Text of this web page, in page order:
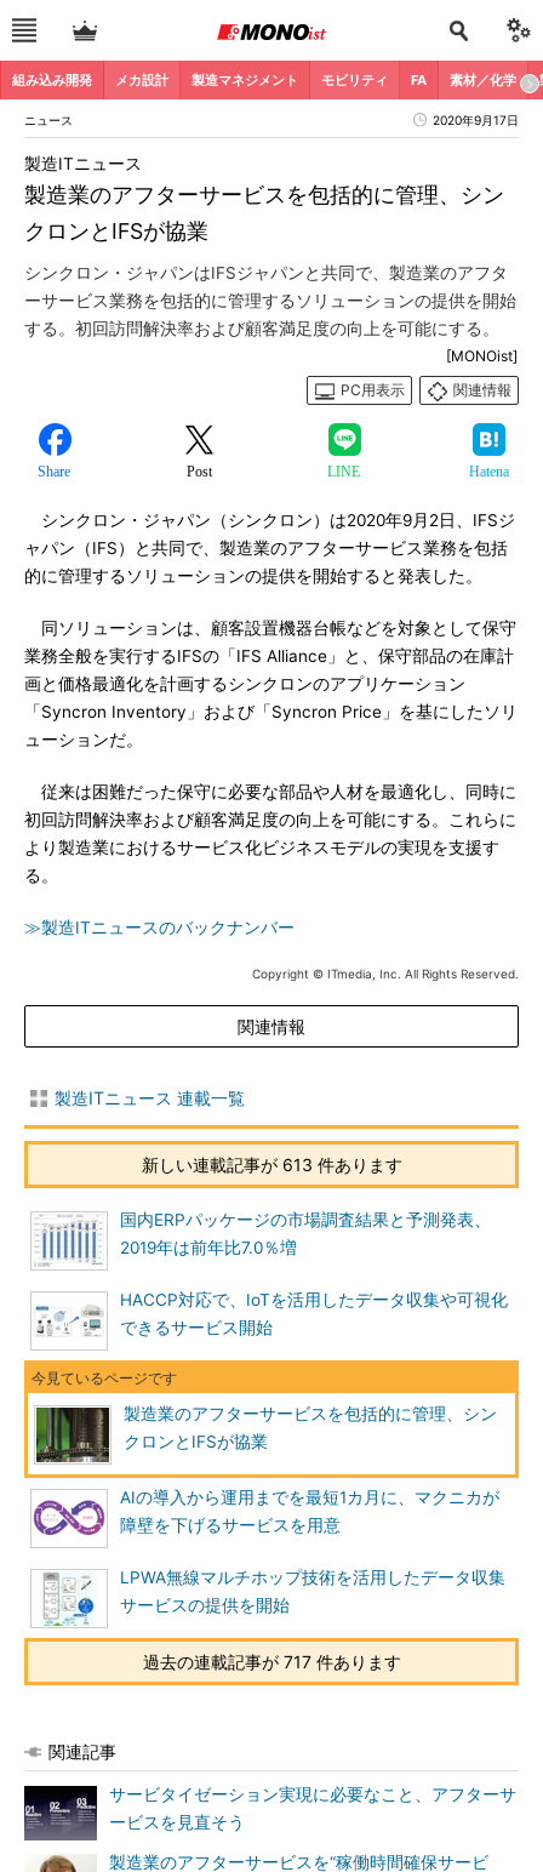
組み込み開発 メカ設計 製造マネジメント モビリティ FA 素材／化学
ニュース 2020年9月17日
製造業のアフターサービスを包括的に管理、シン
クロンとIFSが協業
製造ITニュース
シンクロン・ジャパンはIFSジャパンと共同で、製造業のアフタ
ーサービス業務を包括的に管理するソリューションの提供を開始
する。初回訪問解決率および顧客満足度の向上を可能にする。
[MONOist]
PC用表示
関連情報
Share Post LINE Hatena
シンクロン・ジャパン（シンクロン）は2020年9月2日、IFSジ
ャパン（IFS）と共同で、製造業のアフターサービス業務を包括
的に管理するソリューションの提供を開始すると発表した。
同ソリューションは、顧客設置機器台帳などを対象として保守
業務全般を実行するIFSの「IFS Alliance」と、保守部品の在庫計
画と価格最適化を計画するシンクロンのアプリケーション
「Syncron Inventory」および「Syncron Price」を基にしたソリ
ューションだ。
従来は困難だった保守に必要な部品や人材を最適化し、同時に
初回訪問解決率および顧客満足度の向上を可能にする。これらに
より製造業におけるサービス化ビジネスモデルの実現を支援す
る。
≫製造ITニュースのバックナンバー
Copyright © ITmedia, Inc. All Rights Reserved.
関連情報
製造ITニュース 連載一覧
新しい連載記事が 613 件あります
国内ERPパッケージの市場調査結果と予測発表、
2019年は前年比7.0％増
HACCP対応で、IoTを活用したデータ収集や可視化
できるサービス開始
製造業のアフターサービスを包括的に管理、シン
クロンとIFSが協業
AIの導入から運用までを最短1カ月に、マクニカが
障壁を下げるサービスを用意
LPWA無線マルチホップ技術を活用したデータ収集
サービスの提供を開始
過去の連載記事が 717 件あります
関連記事
サービタイゼーション実現に必要なこと、アフターサ
ービスを見直そう
製造業のアフターサービスを“稼働時間確保サービ